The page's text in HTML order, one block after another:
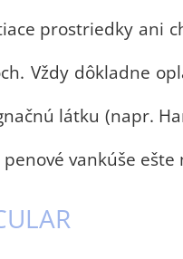
prostriedky ani
Vždy dôkladne
látku (napr.
vankúše